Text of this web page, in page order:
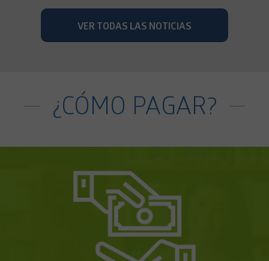
VER TODAS LAS NOTICIAS
¿CÓMO PAGAR?